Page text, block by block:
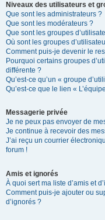
Niveaux des utilisateurs et
Que sont les administrateurs ?
Que sont les modérateurs ?
Que sont les groupes
Où sont les groupes
Comment puis-je devenir le
Pourquoi certains groupes
différente ?
Qu’est-ce qu’un « groupe
Qu’est-ce que le lien «
Messagerie privée
Je ne peux pas envoyer de
Je continue à recevoir des
J’ai reçu un courrier
forum !
Amis et ignorés
À quoi sert ma liste d’amis et
Comment puis-je ajouter ou
d’ignorés ?